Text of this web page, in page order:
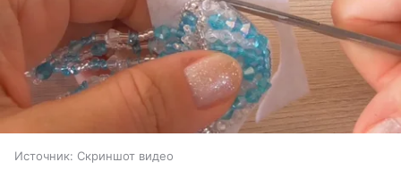
Источник: Скриншот видео